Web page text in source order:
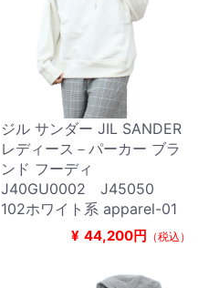
ジル サンダー JIL SANDER
レディース－パーカー ブラ
ンド フーディ
J40GU0002 J45050
102ホワイト系 apparel-01
¥ 44,200円 （税込）